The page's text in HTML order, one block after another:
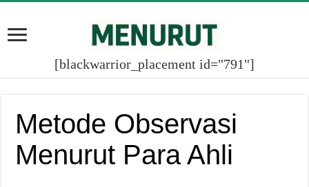
[blackwarrior_placement id="791"]
Metode Observasi
Menurut Para Ahli